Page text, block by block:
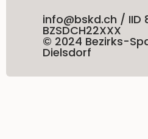
info@bskd.ch / IID
BZSDCH22XXX
© 2024 Bezirks-
Dielsdorf